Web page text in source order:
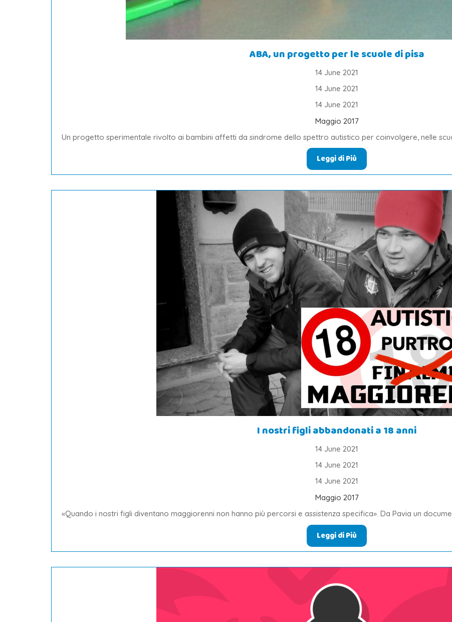
ABA, un progetto per le scuole di pisa
14 June 2021
14 June 2021
14 June 2021
Maggio 2017
Un progetto sperimentale rivolto ai bambini affetti da sindrome dello spettro autistico per coinvolgere, nelle
Leggi di Più
I nostri figli abbandonati a 18 anni
14 June 2021
14 June 2021
14 June 2021
Maggio 2017
«Quando i nostri figli diventano maggiorenni non hanno più percorsi e assistenza specifica». Da Pavia un
Leggi di Più